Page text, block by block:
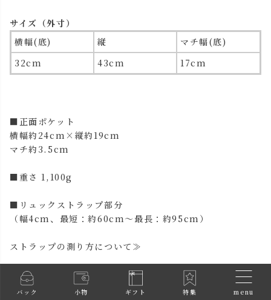
バック 小物 ギフト 特集 menu
サイズ（外寸）
横幅(底)
縦
マチ幅(底)
32cm
43cm 17cm
■正面ポケット
横幅約24cm×縦約19cm
マチ約3.5cm
■重さ 1,100g
■リュックストラップ部分
（幅4cm、最短：約60cm～最長：約95cm）
ストラップの測り方について≫
■素材